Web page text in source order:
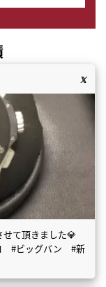
て頂きました💎
#ビッグバン #新